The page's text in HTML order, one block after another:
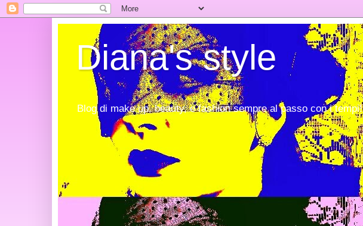
Diana's style
Blog di make up, beauty, e fashion sempre al passo con i tempi!